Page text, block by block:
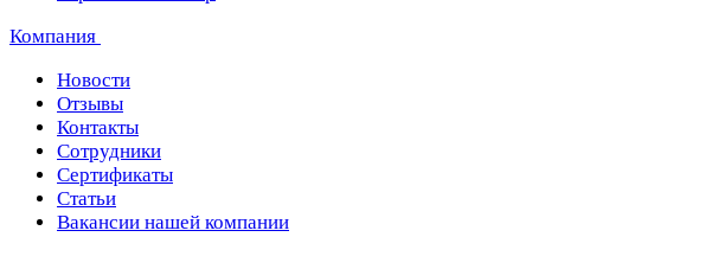
Компания
Новости
Отзывы
Контакты
Сотрудники
Сертификаты
Статьи
Вакансии нашей компании